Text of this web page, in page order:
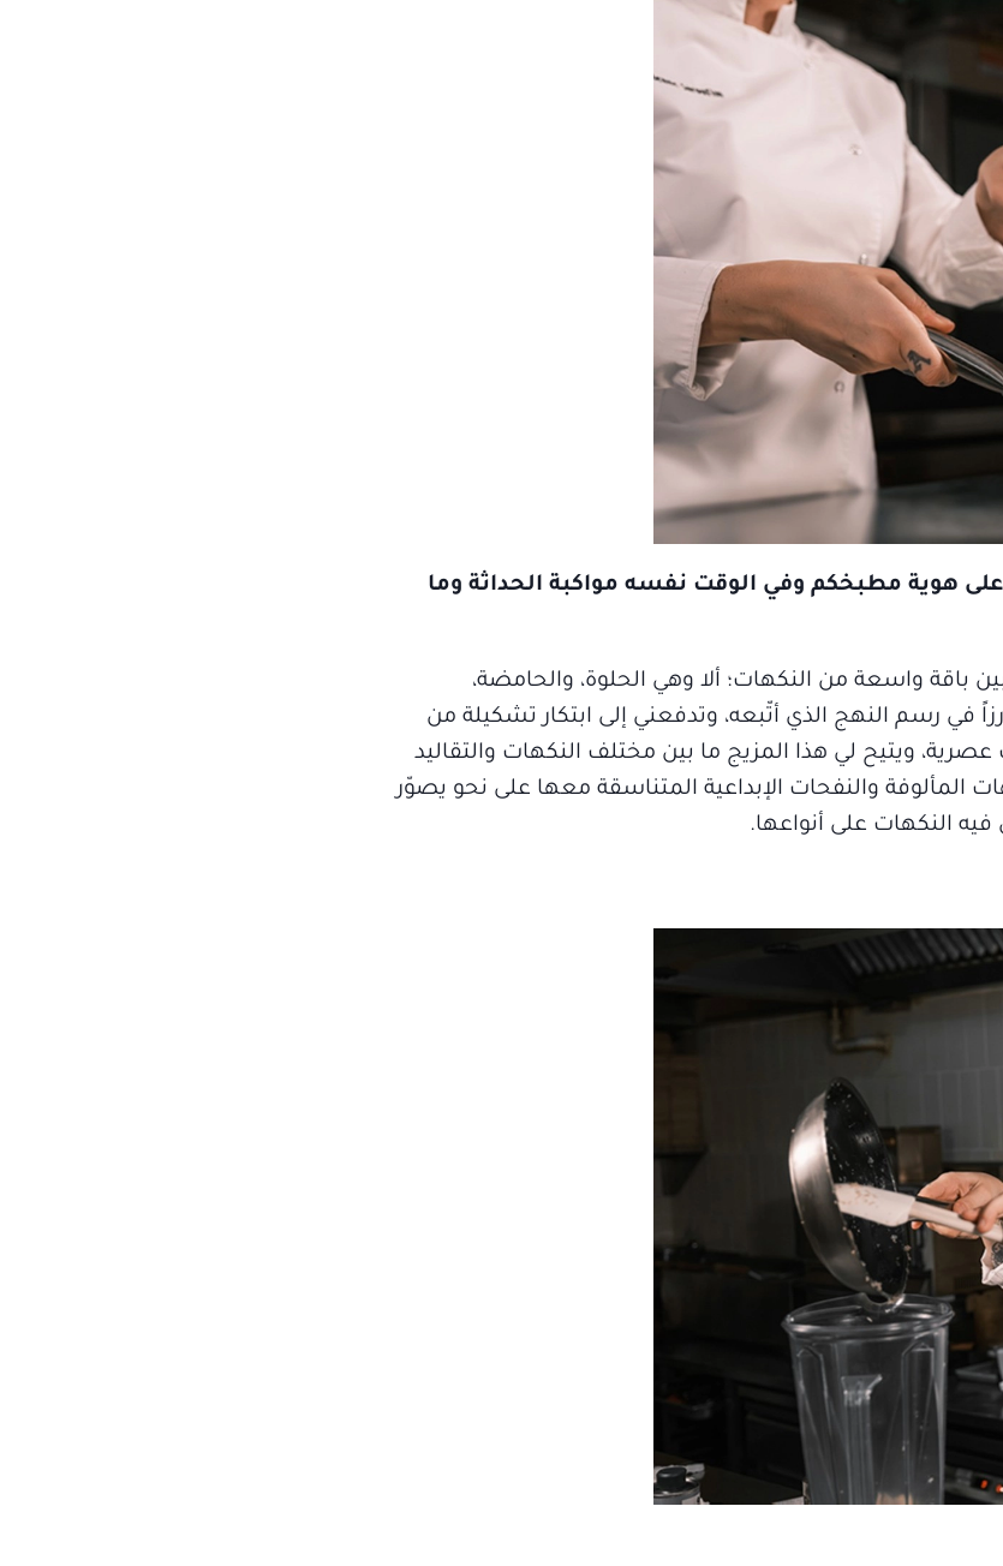
هوية مطبخكم وفي الوقت نفسه مواكبة الحداثة وما
واسعة من النكهات؛ ألا وهي الحلوة، والحامضة،
في رسم النهج الذي أتّبعه، وتدفعني إلى ابتكار تشكيلة من
ويتيح لي هذا المزيج ما بين مختلف النكهات والتقاليد
المألوفة والنفحات الإبداعية المتناسقة معها على نحو يصوّر
النكهات على أنواعها.